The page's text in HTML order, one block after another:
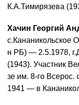
К.А.Тимирязева
Хачин Георгий
с.Кананикольское
н РБ) — 2.5.1978,
(1943). Участник
зе им. 8-го Всерос.
1941 — в